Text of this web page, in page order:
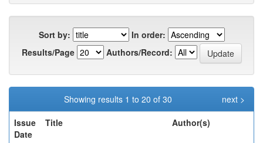
Sort by:
In order:
Results/Page
Authors/Record:
Showing results 1 to 20 of 30
next >
Issue
Date
Title Author(s)